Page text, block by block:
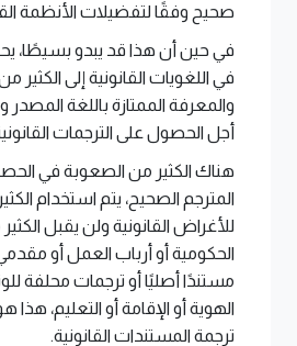
صحيح وفقًا لتفضيلات الأنظمة
في حين أن هذا قد يبدو بسيطًا،
في اللغويات القانونية إلى الكثير من
والمعرفة الممتازة باللغة
أجل الحصول على الترجمات
هناك الكثير من الصعوبة في
المترجم الصحيح، يتم استخدام
للأغراض القانونية ولن يقبل
الحكومية أو أرباب العمل أو مقدمي
مستندًا أصليًا أو ترجمات محلفة
الهوية أو الإقامة أو التعليم،
ترجمة المستندات القانونية.